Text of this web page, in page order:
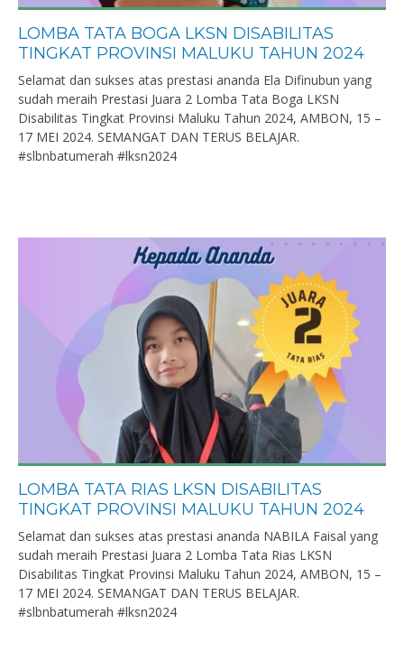
LOMBA TATA BOGA LKSN DISABILITAS
TINGKAT PROVINSI MALUKU TAHUN 2024
Selamat dan sukses atas prestasi ananda Ela Difinubun yang
sudah meraih Prestasi Juara 2 Lomba Tata Boga LKSN
Disabilitas Tingkat Provinsi Maluku Tahun 2024, AMBON, 15 –
17 MEI 2024. SEMANGAT DAN TERUS BELAJAR.
#slbnbatumerah #lksn2024
LOMBA TATA RIAS LKSN DISABILITAS
TINGKAT PROVINSI MALUKU TAHUN 2024
Selamat dan sukses atas prestasi ananda NABILA Faisal yang
sudah meraih Prestasi Juara 2 Lomba Tata Rias LKSN
Disabilitas Tingkat Provinsi Maluku Tahun 2024, AMBON, 15 –
17 MEI 2024. SEMANGAT DAN TERUS BELAJAR.
#slbnbatumerah #lksn2024